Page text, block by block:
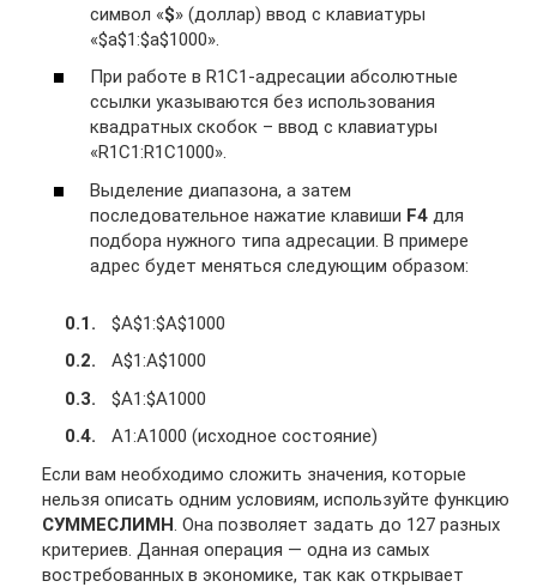
символ «$» (доллар) ввод с клавиатуры
«$a$1:$a$1000».
При работе в R1C1-адресации абсолютные
ссылки указываются без использования
квадратных скобок – ввод с клавиатуры
«R1C1:R1C1000».
Выделение диапазона, а затем
последовательное нажатие клавиши F4 для
подбора нужного типа адресации. В примере
адрес будет меняться следующим образом:
$A$1:$A$1000
A$1:A$1000
$A1:$A1000
A1:A1000 (исходное состояние)
Если вам необходимо сложить значения, которые
нельзя описать одним условиям, используйте функцию
СУММЕСЛИМН . Она позволяет задать до 127 разных
критериев. Данная операция — одна из самых
востребованных в экономике, так как открывает